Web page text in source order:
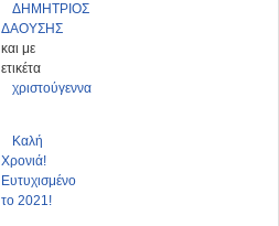
ΔΗΜΗΤΡΙΟΣ
ΔΑΟΥΣΗΣ
και με
ετικέτα
χριστούγεννα
Καλή
Χρονιά!
Ευτυχισμένο
το 2021!